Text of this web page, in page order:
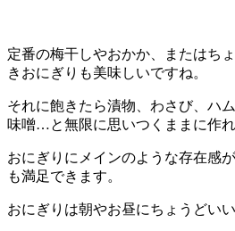
定番の梅干しやおかか、またはち
きおにぎりも美味しいですね。
それに飽きたら漬物、わさび、ハ
味噌…と無限に思いつくままに作れ
おにぎりにメインのような存在感
も満足できます。
おにぎりは朝やお昼にちょうどい